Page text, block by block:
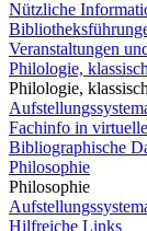
Nützliche
Veranstaltungen
Philologie,
Philologie,
Fachinfo in
Bibliographische
Philosophie
Philosophie
Hilfreiche Links